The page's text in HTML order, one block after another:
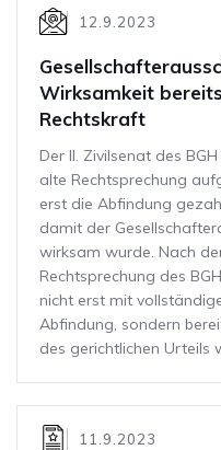
12.9.2023
Wirksamkeit
Rechtskraft
Der II. Zi­vil­se­nat des
alte Recht­spre­chung
erst die Ab­fin­dung
damit der
wirksam wurde. Nach
Rechtsprechung des
nicht erst mit
Abfindung, sondern
des gerichtlichen Urteils
11.9.2023